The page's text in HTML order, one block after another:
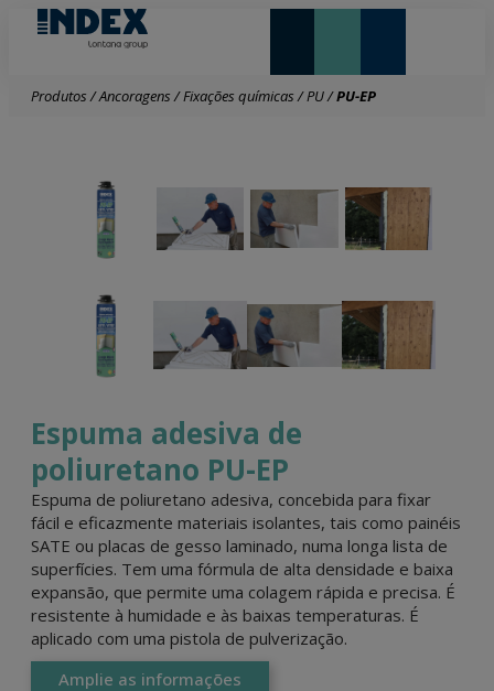
Produtos/Ancoragens/Fixações químicas/PU/PU-EP
Espuma adesiva de
poliuretano PU-EP
Espuma de poliuretano adesiva, concebida para fixar
fácil e eficazmente materiais isolantes, tais como painéis
SATE ou placas de gesso laminado, numa longa lista de
superfícies. Tem uma fórmula de alta densidade e baixa
expansão, que permite uma colagem rápida e precisa. É
resistente à humidade e às baixas temperaturas. É
aplicado com uma pistola de pulverização.
Amplie as informações